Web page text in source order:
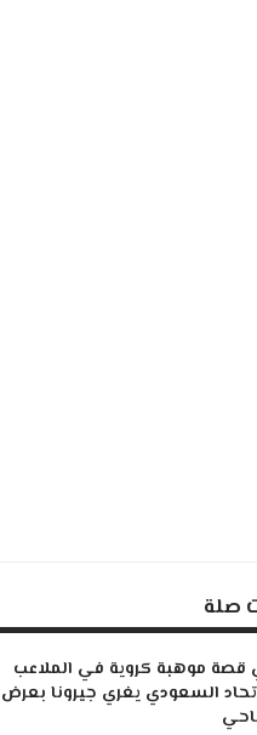
موهبة كروية في الملاعب
السعودي يغري جيرونا بعرض